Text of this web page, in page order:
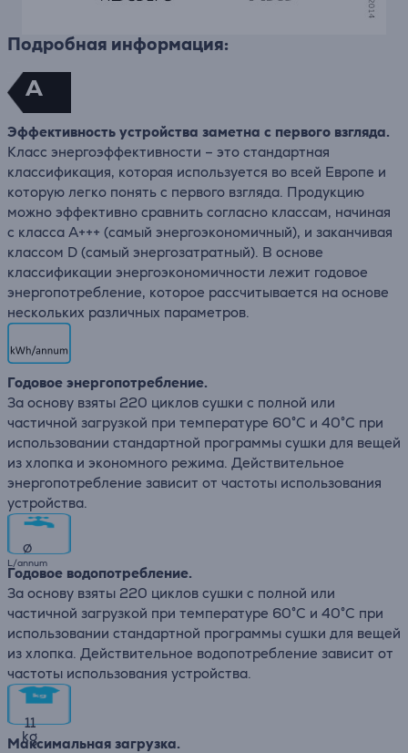
Подробная информация:
A
Эффективность устройства заметна с первого взгляда.
Класс энергоэффективности – это стандартная
классификация, которая используется во всей Европе и
которую легко понять с первого взгляда. Продукцию
можно эффективно сравнить согласно классам, начиная
с класса A+++ (самый энергоэкономичный), и заканчивая
классом D (самый энергозатратный). В основе
классификации энергоэкономичности лежит годовое
энергопотребление, которое рассчитывается на основе
нескольких различных параметров.
Годовое энергопотребление.
За основу взяты 220 циклов сушки с полной или
частичной загрузкой при температуре 60°C и 40°C при
использовании стандартной программы сушки для вещей
из хлопка и экономного режима. Действительное
энергопотребление зависит от частоты использования
устройства.
∅
L/annum
Годовое водопотребление.
За основу взяты 220 циклов сушки с полной или
частичной загрузкой при температуре 60°C и 40°C при
использовании стандартной программы сушки для вещей
из хлопка. Действительное водопотребление зависит от
частоты использования устройства.
11
kg
Максимальная загрузка.